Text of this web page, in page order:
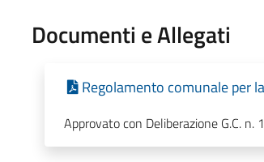
Documenti e Allegati
Regolamento comunale per
Approvato con Deliberazione G.C.